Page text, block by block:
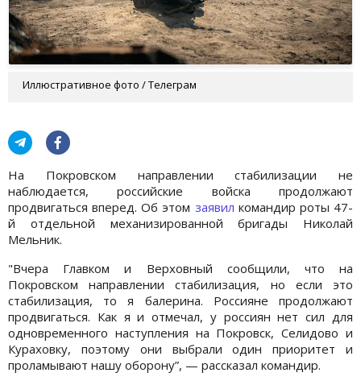
Иллюстративное фото / Телеграм
На Покровском направлении стабилизации не
наблюдается, российские войска продолжают
продвигаться вперед. Об этом заявил командир роты 47-
й отдельной механизированной бригады Николай
Мельник.
"Вчера Главком и Верховный сообщили, что на
Покровском направлении стабилизация, но если это
стабилизация, то я балерина. Россияне продолжают
продвигаться. Как я и отмечал, у россиян нет сил для
одновременного наступления на Покровск, Селидово и
Кураховку, поэтому они выбрали один приоритет и
проламывают нашу оборону”, — рассказал командир.